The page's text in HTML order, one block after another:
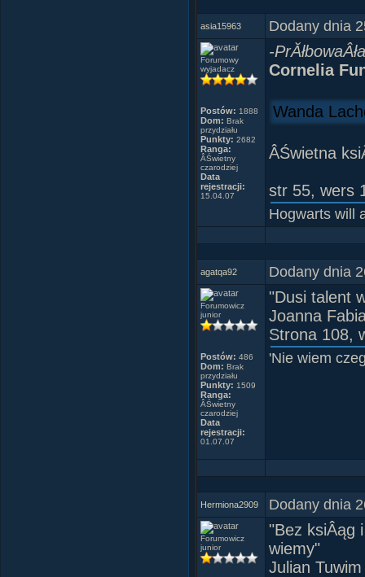
asia15963 Dodany dnia
Forumowy
wyjadacz
Postów: 1888
Dom: Brak
przydziału
Punkty: 2682
Ranga:
ÂŚwietny
czarodziej
Data
rejestracji:
15.04.07
-
Cornelia
Wanda
ÂŚwietna
str 55, wers
Hogwarts will
agatqa92 Dodany dnia
Forumowicz
junior
Postów: 486
Dom: Brak
przydziału
Punkty: 1509
Ranga:
ÂŚwietny
czarodziej
Data
rejestracji:
01.07.07
"Dusi talent
Joanna
Strona 108,
'Nie wiem
Hermiona2909 Dodany dnia
Forumowicz
junior
"Bez ksiÂąg
wiemy"
Julian